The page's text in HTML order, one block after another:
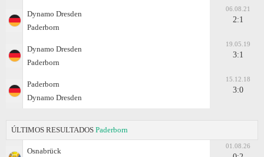
Dynamo Dresden
Paderborn
06.08.21
2:1
Dynamo Dresden
Paderborn
19.05.19
3:1
Paderborn
Dynamo Dresden
15.12.18
3:0
ÚLTIMOS RESULTADOS Paderborn
Osnabrück
01.08.26